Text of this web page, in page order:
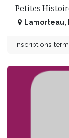
Petites
Lamorteau,
Inscriptions